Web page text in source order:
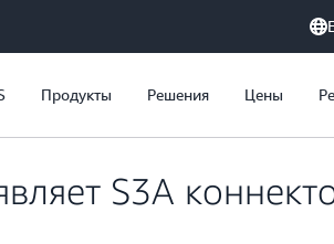
Продукты Решения Цены
S3A